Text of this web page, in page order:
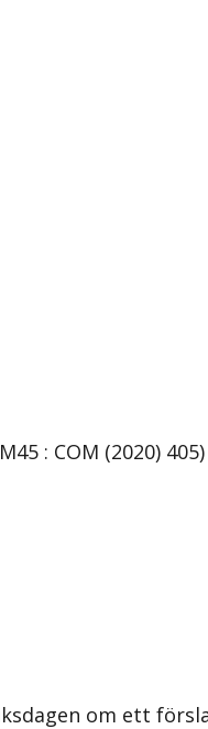
: COM (2020) 405)
om ett